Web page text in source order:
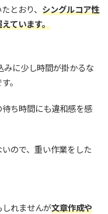
とおり、 シングルコア性
ています。
に少し時間が掛かるな
。
ち時間にも違和感を感
ので、重い作業をした
れませんが文章作成や